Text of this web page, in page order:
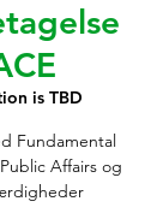
is TBD
Fundamental
Affairs og